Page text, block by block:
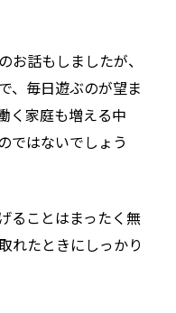
お話もしましたが、
、毎日遊ぶのが望ま
く家庭も増える中
ではないでしょう
ることはまったく無
れたときにしっかり